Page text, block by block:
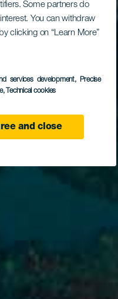
Some partners do
You can withdraw
clicking on “Learn More”
services development, Precise
, Technical cookies
and close